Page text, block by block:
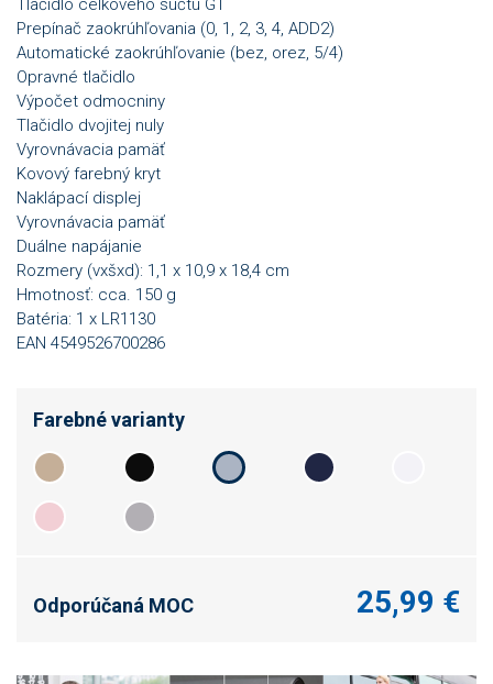
Tlačidlo celkového súčtu GT
Prepínač zaokrúhľovania (0, 1, 2, 3, 4, ADD2)
Automatické zaokrúhľovanie (bez, orez, 5/4)
Opravné tlačidlo
Výpočet odmocniny
Tlačidlo dvojitej nuly
Vyrovnávacia pamäť
Kovový farebný kryt
Naklápací displej
Vyrovnávacia pamäť
Duálne napájanie
Rozmery (vxšxd): 1,1 x 10,9 x 18,4 cm
Hmotnosť: cca. 150 g
Batéria: 1 x LR1130
EAN 4549526700286
Farebné varianty
Odporúčaná MOC 25,99 €